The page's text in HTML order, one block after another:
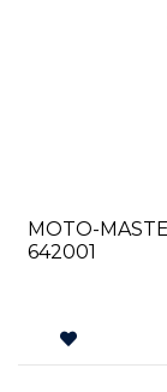
MOTO-
642001